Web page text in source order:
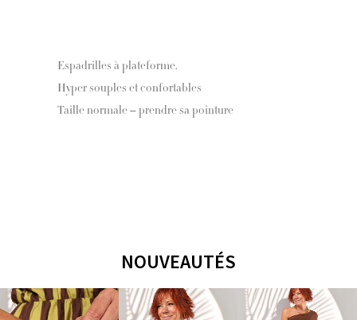
Espadrilles à plateforme.
Hyper souples et confortables
Taille normale – prendre sa pointure
NOUVEAUTÉS